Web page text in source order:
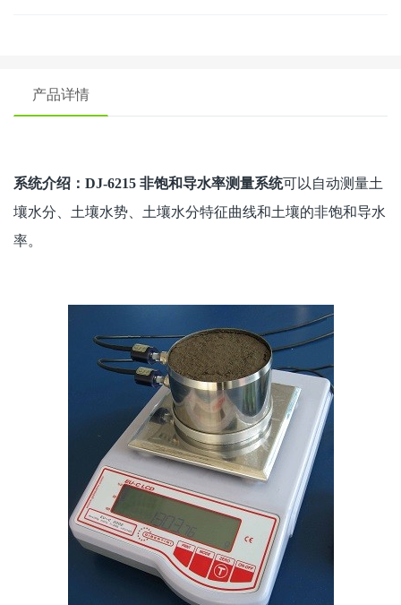
产品详情
系统介绍：DJ-6215 非饱和导水率测量系统可以自动测量土
壤水分、土壤水势、土壤水分特征曲线和土壤的非饱和导水
率。